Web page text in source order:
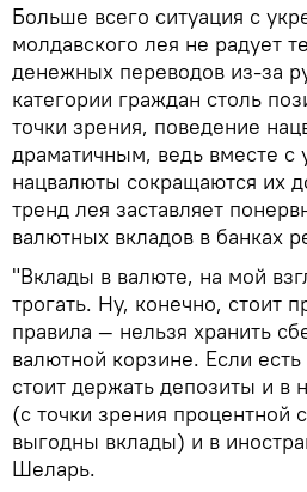
Больше всего ситуация с
молдавского лея не радует
денежных переводов из-за
категории граждан столь
точки зрения, поведение
драматичным, ведь вместе с
нацвалюты сокращаются их
тренд лея заставляет
валютных вкладов в банках
"Вклады в валюте, на мой
трогать. Ну, конечно, стоит
правила — нельзя хранить
валютной корзине. Если
стоит держать депозиты и в
(с точки зрения процентной
выгодны вклады) и в
Шеларь.